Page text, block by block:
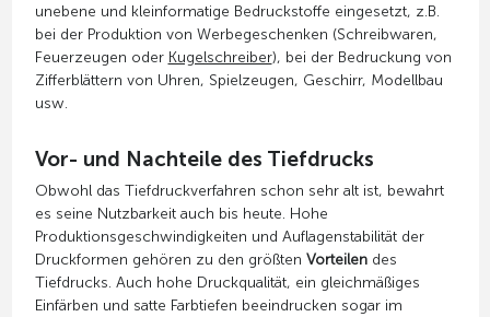
unebene und kleinformatige Bedruckstoffe eingesetzt, z.B.
bei der Produktion von Werbegeschenken (Schreibwaren,
Feuerzeugen oder Kugelschreiber), bei der Bedruckung von
Zifferblättern von Uhren, Spielzeugen, Geschirr, Modellbau
usw.
Vor- und Nachteile des Tiefdrucks
Obwohl das Tiefdruckverfahren schon sehr alt ist, bewahrt
es seine Nutzbarkeit auch bis heute. Hohe
Produktionsgeschwindigkeiten und Auflagenstabilität der
Druckformen gehören zu den größten Vorteilendes
Tiefdrucks. Auch hohe Druckqualität, ein gleichmäßiges
Einfärben und satte Farbtiefen beeindrucken sogar im